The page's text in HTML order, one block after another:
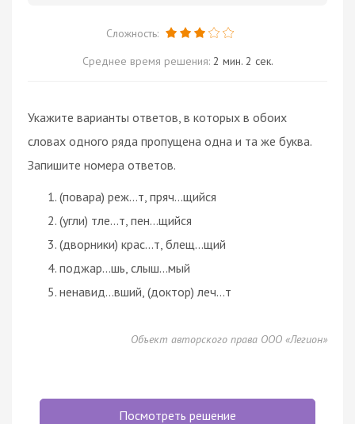
Сложность:
Среднее время решения: 2 мин. 2 сек.
Укажите варианты ответов, в которых в обоих
словах одного ряда пропущена одна и та же буква.
Запишите номера ответов.
(повара) реж…т, пряч…щийся
(угли) тле…т, пен…щийся
(дворники) крас…т, блещ…щий
поджар…шь, слыш…мый
ненавид…вший, (доктор) леч…т
Объект авторского права ООО «Легион»
Посмотреть решение